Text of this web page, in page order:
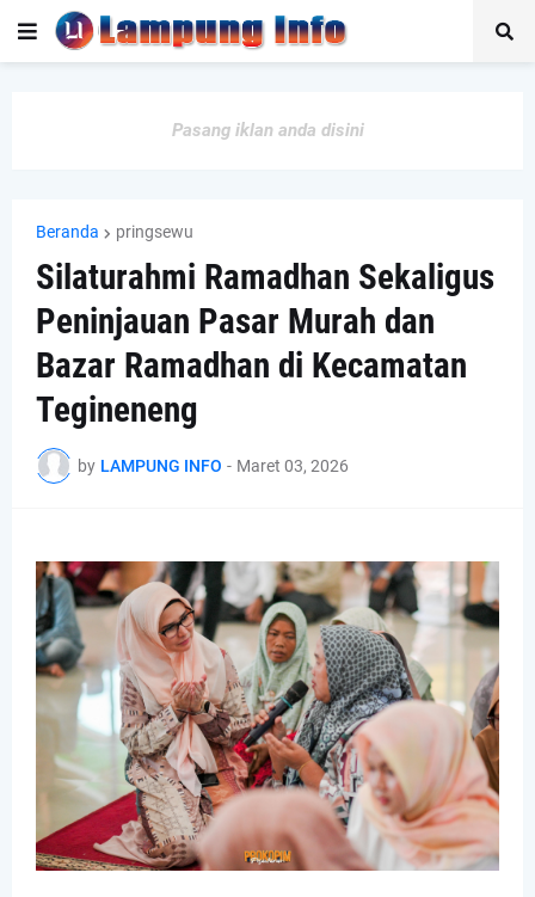
Pasang iklan anda disini
Beranda pringsewu
Silaturahmi Ramadhan Sekaligus
Peninjauan Pasar Murah dan
Bazar Ramadhan di Kecamatan
Tegineneng
by LAMPUNG INFO - Maret 03, 2026